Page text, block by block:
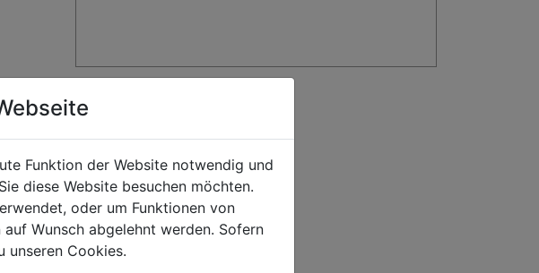
x
Funktion der Website notwendig und
diese Website besuchen möchten.
oder um Funktionen von
Wunsch abgelehnt werden. Sofern
unseren Cookies.